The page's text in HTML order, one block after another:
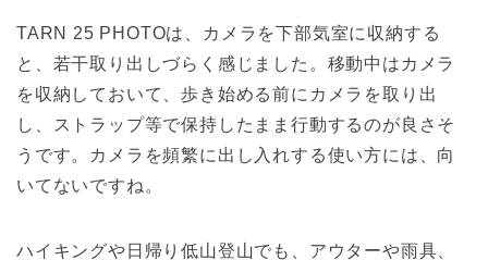
TARN 25 PHOTOは、カメラを下部気室に収納する
と、若干取り出しづらく感じました。移動中はカメラ
を収納しておいて、歩き始める前にカメラを取り出
し、ストラップ等で保持したまま行動するのが良さそ
うです。カメラを頻繁に出し入れする使い方には、向
いてないですね。
ハイキングや日帰り低山登山でも、アウターや雨具、